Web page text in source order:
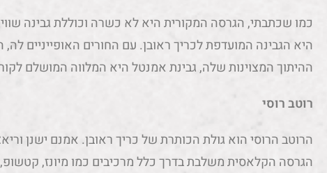
כמו שכתבתי, הגרסה המקורית היא לא כשרה וכוללת גבינה
היא הגבינה המועדפת לכריך ראובן. עם החורים האופייניים לה,
ההיתוך המצוינות שלה, גבינת אמנטל היא המלווה המושלם
רוטב רוסי
הרוטב הרוסי הוא גולת הכותרת של כריך ראובן. אמנם ישנן
הגרסה הקלאסית משלבת בדרך כלל מרכיבים כמו מיונז, קטשופ,